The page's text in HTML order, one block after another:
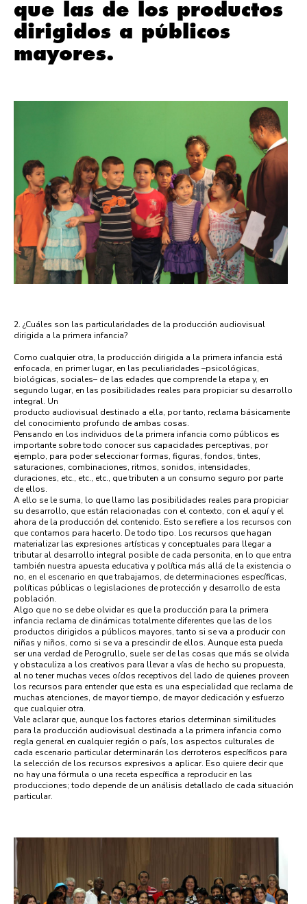
que las de los productos
dirigidos a públicos
mayores.
2. ¿Cuáles son las particularidades de la producción audiovisual
dirigida a la primera infancia?
Como cualquier otra, la producción dirigida a la primera infancia está
enfocada, en primer lugar, en las peculiaridades –psicológicas,
biológicas, sociales– de las edades que comprende la etapa y, en
segundo lugar, en las posibilidades reales para propiciar su desarrollo
integral. Un
producto audiovisual destinado a ella, por tanto, reclama básicamente
del conocimiento profundo de ambas cosas.
Pensando en los individuos de la primera infancia como públicos es
importante sobre todo conocer sus capacidades perceptivas, por
ejemplo, para poder seleccionar formas, figuras, fondos, tintes,
saturaciones, combinaciones, ritmos, sonidos, intensidades,
duraciones, etc., etc., etc., que tributen a un consumo seguro por parte
de ellos.
A ello se le suma, lo que llamo las posibilidades reales para propiciar
su desarrollo, que están relacionadas con el contexto, con el aquí y el
ahora de la producción del contenido. Esto se refiere a los recursos con
que contamos para hacerlo. De todo tipo. Los recursos que hagan
materializar las expresiones artísticas y conceptuales para llegar a
tributar al desarrollo integral posible de cada personita, en lo que entra
también nuestra apuesta educativa y política más allá de la existencia o
no, en el escenario en que trabajamos, de determinaciones específicas,
políticas públicas o legislaciones de protección y desarrollo de esta
población.
Algo que no se debe olvidar es que la producción para la primera
infancia reclama de dinámicas totalmente diferentes que las de los
productos dirigidos a públicos mayores, tanto si se va a producir con
niñas y niños, como si se va a prescindir de ellos. Aunque esta pueda
ser una verdad de Perogrullo, suele ser de las cosas que más se olvida
y obstaculiza a los creativos para llevar a vías de hecho su propuesta,
al no tener muchas veces oídos receptivos del lado de quienes proveen
los recursos para entender que esta es una especialidad que reclama de
muchas atenciones, de mayor tiempo, de mayor dedicación y esfuerzo
que cualquier otra.
Vale aclarar que, aunque los factores etarios determinan similitudes
para la producción audiovisual destinada a la primera infancia como
regla general en cualquier región o país, los aspectos culturales de
cada escenario particular determinarán los derroteros específicos para
la selección de los recursos expresivos a aplicar. Eso quiere decir que
no hay una fórmula o una receta específica a reproducir en las
producciones; todo depende de un análisis detallado de cada situación
particular.